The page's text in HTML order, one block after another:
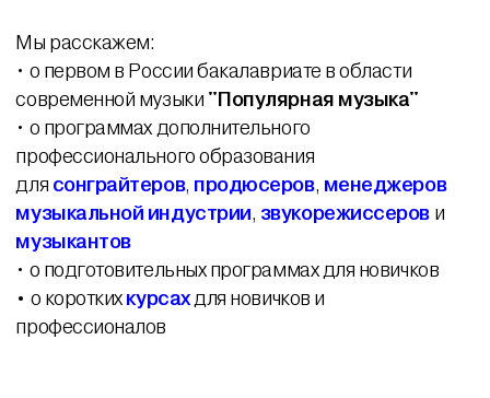
Мы расскажем:
• о первом в России бакалавриате в области
современной музыки "Популярная музыка"
• о программах дополнительного
профессионального образования
для сонграйтеров, продюсеров, менеджеров
музыкальной индустрии, звукорежиссерови
музыкантов
• о подготовительных программах для новичков
• о короткихкурсахдля новичков и
профессионалов